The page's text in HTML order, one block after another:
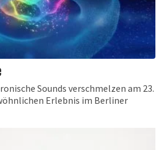
Sounds verschmelzen am 23.
Erlebnis im Berliner